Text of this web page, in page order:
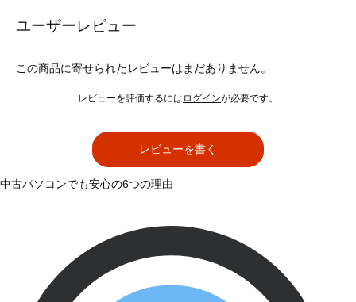
ユーザーレビュー
この商品に寄せられたレビューはまだありません。
レビューを評価するには ログインが必要です。
レビューを書く
中古パソコンでも安心の6つの理由